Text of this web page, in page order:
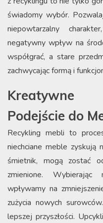
świadomy wybór.
niepowtarzalny
negatywny wpływ na
współgrać, a stare
zachwycając formą i
Kreatywne
Podejście do
Recykling mebli to
niechciane meble zyskują
śmietnik, mogą zostać
zmienione.
wpływamy na
zużycia nowych
lepszej przyszłości.